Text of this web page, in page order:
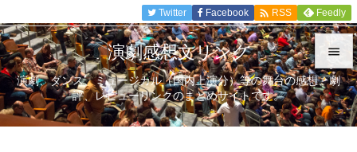


メニュ

Twitter Facebook  RSS Feedly
演劇感想文リンク
演劇、ダンス、ミュージカル（国内上演分）等の舞台の感想、劇
評、レビューリンクのまとめサイトです。